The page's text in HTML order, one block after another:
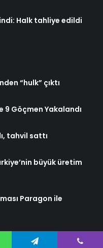
Halk tahliye edildi
“hulk” çıktı
9 Göçmen Yakalandı
tahvil sattı
büyük üretim
Paragon ile